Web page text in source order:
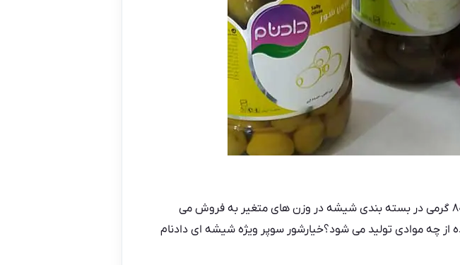
خیارشور ریز شیشه ای در چه بسته بندی عرضه می شود؟خیارشور ریز ۸۰۰ گرمی در بسته بندی شیشه در وزن های متغیر به فروش می
از چه موادی تولید می شود؟خیارشور سوپر ویژه شیشه ای دادنام